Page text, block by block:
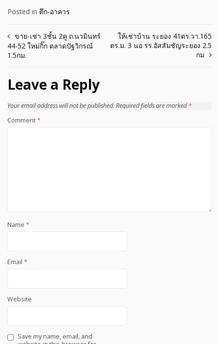
Posted in ตึก-อาคาร
Post
navigation
ขาย-เช่า 3ชั้น 2คู ถ.นวมินทร์
44-52 ใหม่กิ๊ก ตลาดปัฐวิกรณ์
1.5กม.
ให้เช่าบ้าน ระยอง 41ตร.วา.165
ตร.ม. 3 นอ รร.อัสสัมชัญระยอง 2.5
กม
Leave a Reply
Your email address will not be published. Required fields are marked*
Comment*
Name *
Email *
Website
Save my name, email, and